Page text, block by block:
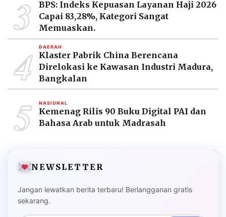
3
BPS: Indeks Kepuasan Layanan Haji 2026
Capai 83,28%, Kategori Sangat
Memuaskan.
4 DAERAH
Klaster Pabrik China Berencana
Direlokasi ke Kawasan Industri Madura,
Bangkalan
5 NASIONAL
Kemenag Rilis 90 Buku Digital PAI dan
Bahasa Arab untuk Madrasah
NEWSLETTER
Jangan lewatkan berita terbaru! Berlangganan gratis
sekarang.